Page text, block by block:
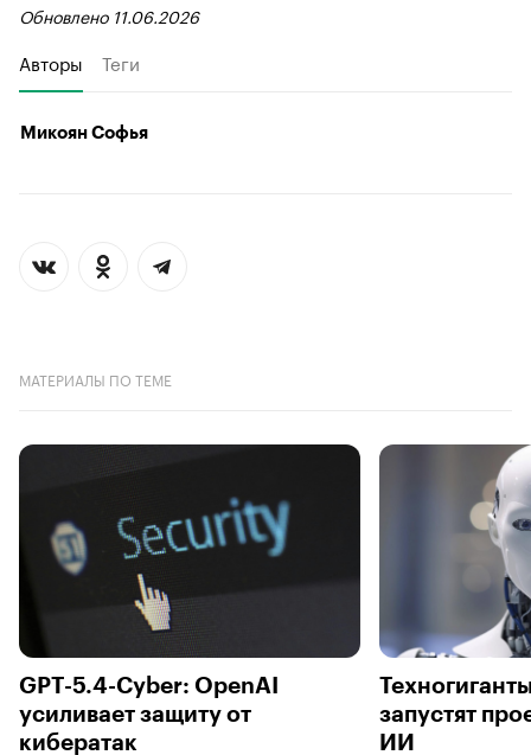
Обновлено 11.06.2026
Авторы Теги
Микоян Софья
МАТЕРИАЛЫ ПО ТЕМЕ
GPT-5.4-Cyber: OpenAI
усиливает защиту от
кибератак
запустят
ИИ